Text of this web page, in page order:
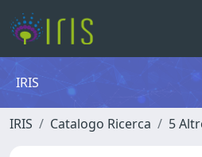
IRIS
IRIS Catalogo Ricerca 5